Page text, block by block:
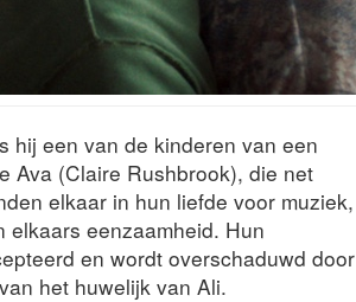
hij een van de kinderen van een
Ava (Claire Rushbrook), die net
elkaar in hun liefde voor muziek,
eenzaamheid. Hun
en wordt overschaduwd door
het huwelijk van Ali.